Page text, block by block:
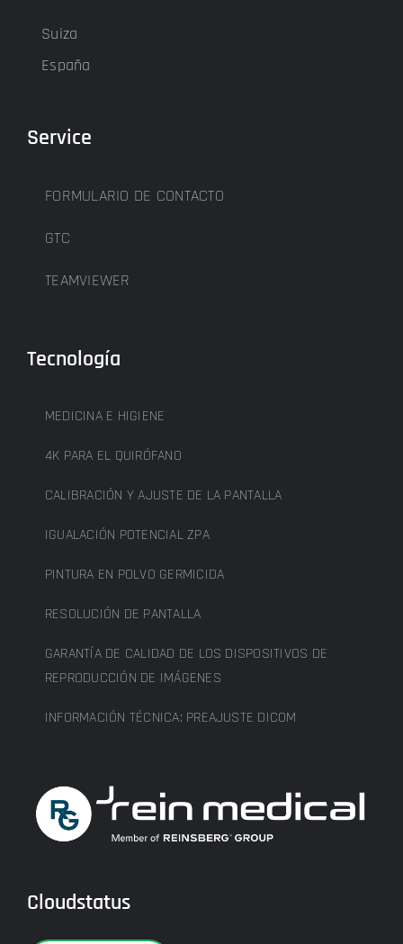
Suiza
España
Service
FORMULARIO DE CONTACTO
GTC
TEAMVIEWER
Tecnología
MEDICINA E HIGIENE
4K PARA EL QUIRÓFANO
CALIBRACIÓN Y AJUSTE DE LA PANTALLA
IGUALACIÓN POTENCIAL ZPA
PINTURA EN POLVO GERMICIDA
RESOLUCIÓN DE PANTALLA
GARANTÍA DE CALIDAD DE LOS DISPOSITIVOS DE
REPRODUCCIÓN DE IMÁGENES
INFORMACIÓN TÉCNICA: PREAJUSTE DICOM
Cloudstatus